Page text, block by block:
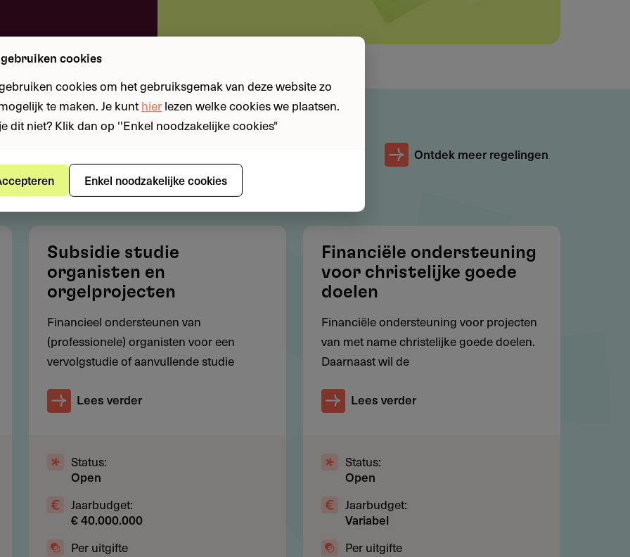
CultuurFonds op Naam van het Prins Bernhard
zelf of een aanvraag gehonoreerd wordt uit het eigen
of uit een combinatie. Bij een eventuele
criteria van het overkoepelende fonds.
voldoet aan de voorwaarden? Doe dan de
(zie links).
raadplegen voor de algemene en
(zie links).
behandeling voor:
bij jouw
Ontdek meer regelingen
Subsidie studie
organisten en
orgelprojecten
Financieel ondersteunen van
(professionele) organisten voor een
vervolgstudie of aanvullende studie
Lees verder
Status:
Open
Jaarbudget:
€ 40.000.000
Per uitgifte
Financiële ondersteuning
voor christelijke goede
doelen
Financiële ondersteuning voor projecten
van met name christelijke goede doelen.
Daarnaast wil de
Lees verder
Status:
Open
Jaarbudget:
Variabel
Per uitgifte
cookies
cookies om het gebruiksgemak van deze website zo
te maken. Je kunthierlezen welke cookies we plaatsen.
dit niet? Klik dan op ''Enkel noodzakelijke cookies"
Enkel noodzakelijke cookies